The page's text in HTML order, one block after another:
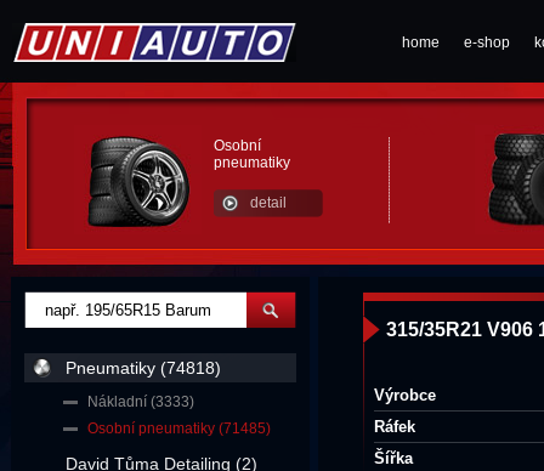
home e-shop
Osobní
pneumatiky
detail
315/35R21 V906
Výrobce
Ráfek
Šířka
Pneumatiky (74818)
Nákladní (3333)
Osobní pneumatiky (71485)
David Tůma Detailing (2)